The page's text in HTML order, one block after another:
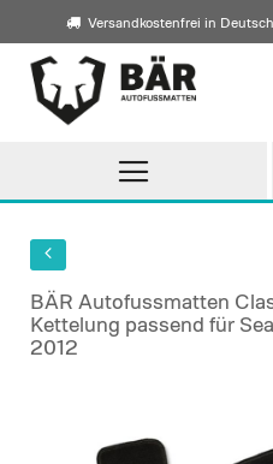
Versandkostenfrei in
Direkt
zum
Inhalt
BÄR Autofussmatten
Kettelung passend für
2012